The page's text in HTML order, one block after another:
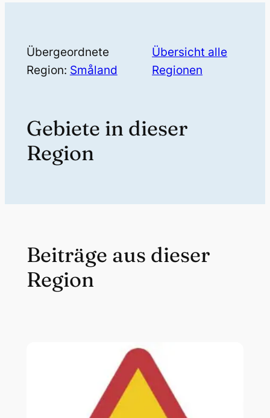
Übergeordnete
Region: Småland
Übersicht alle
Regionen
Gebiete in dieser
Region
Beiträge aus dieser
Region